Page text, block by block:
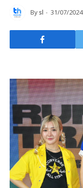
Bysl 31/07/2024